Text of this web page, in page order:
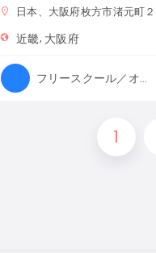
日本、大阪府枚方市渚元町２１−３１
近畿 大阪府
1